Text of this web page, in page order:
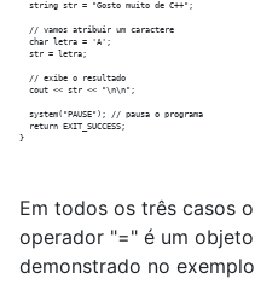
  string str = "Gosto muito de C++";
  // vamos atribuir um caractere
  char letra = 'A';
  str = letra;
  // exibe o resultado
  cout << str << "\n\n";
  system("PAUSE"); // pausa o programa
  return EXIT_SUCCESS;
Em todos os três casos
operador "=" é um
demonstrado no